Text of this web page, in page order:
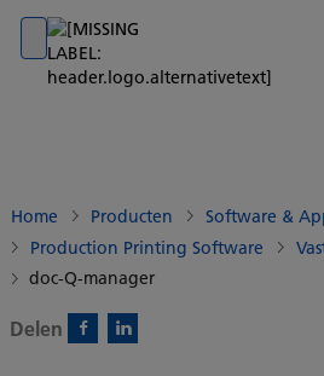
Go to banner
Go to content
Go to footer
Home Producten
Software &
Production Printing Software
doc-Q-manager
Delen